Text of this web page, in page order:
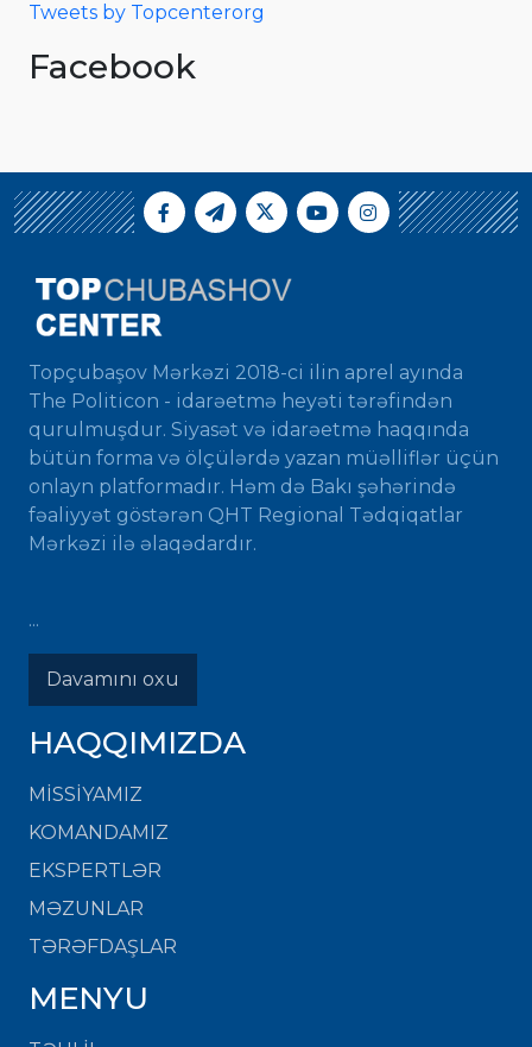
Tweets by Topcenterorg
Facebook
Topçubaşov Mərkəzi 2018-ci ilin aprel ayında
The Politicon - idarəetmə heyəti tərəfindən
qurulmuşdur. Siyasət və idarəetmə haqqında
bütün forma və ölçülərdə yazan müəlliflər üçün
onlayn platformadır. Həm də Bakı şəhərində
fəaliyyət göstərən QHT Regional Tədqiqatlar
Mərkəzi ilə əlaqədardır.
...
Davamını oxu
HAQQIMIZDA
MISSIYAMIZ
KOMANDAMIZ
EKSPERTLƏR
MƏZUNLAR
TƏRƏFDAŞLAR
MENYU